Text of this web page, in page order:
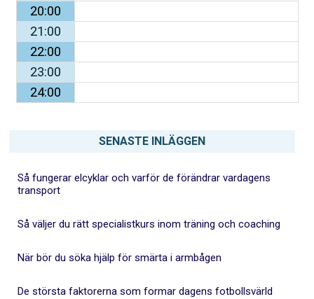
20:00
21:00
22:00
23:00
24:00
SENASTE INLÄGGEN
Så fungerar elcyklar och varför de förändrar vardagens
transport
Så väljer du rätt specialistkurs inom träning och coaching
När bör du söka hjälp för smärta i armbågen
De största faktorerna som formar dagens fotbollsvärld